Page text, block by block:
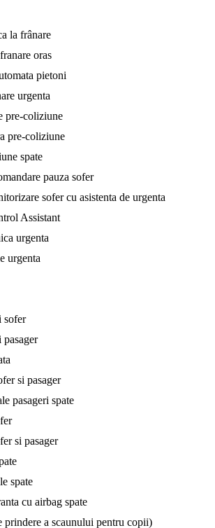
la frânare
oras
pietoni
urgenta
pre-coliziune
pre-coliziune
spate
pauza sofer
sofer cu asistenta de urgenta
Assistant
urgenta
urgenta
sofer
si pasager
pasageri spate
si pasager
spate
cu airbag spate
prindere a scaunului pentru copii)